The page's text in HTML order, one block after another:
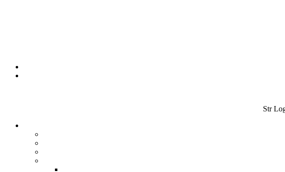
Str